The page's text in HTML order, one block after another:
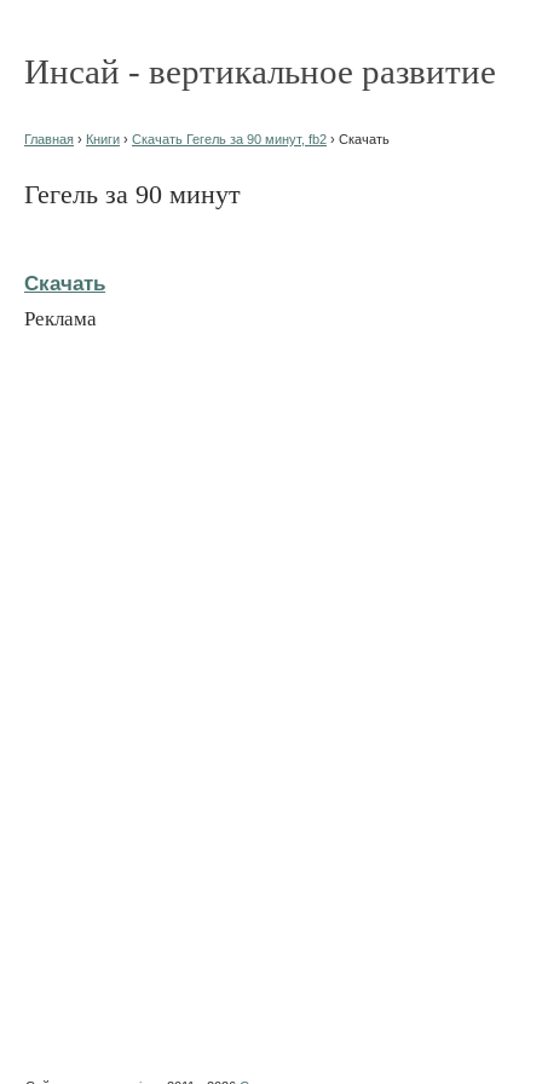
Инсай - вертикальное развитие
Главная › Книги › Скачать Гегель за 90 минут, fb2 › Скачать
Гегель за 90 минут
Скачать
Реклама